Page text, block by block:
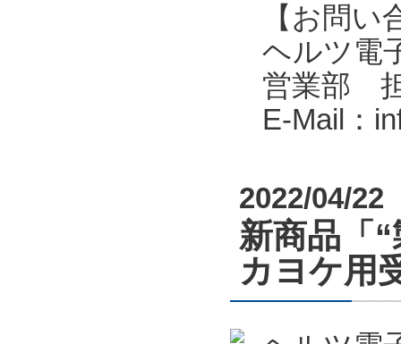
【お問い
ヘルツ電
営業部
E-Mail：
2022/04/22
新商品「
カヨケ用